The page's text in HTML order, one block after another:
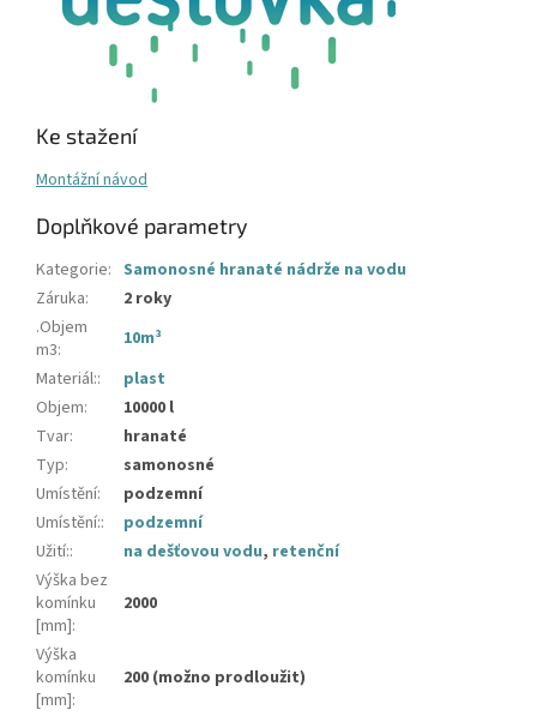
Ke stažení
Montážní návod
Doplňkové parametry
Kategorie: Samonosné hranaté nádrže na vodu
Záruka:
2 roky
.Objem
m3:
10m³
Materiál::
plast
Objem:
10000 l
Tvar:
hranaté
Typ:
samonosné
Umístění:
podzemní
Umístění::
podzemní
Užití:: na dešťovou vodu, retenční
Výška bez
komínku
[mm]:
2000
Výška
komínku
[mm]:
200 (možno prodloužit)